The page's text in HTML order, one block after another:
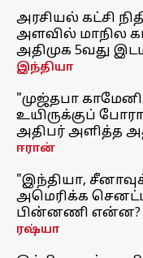
அரசியல் கட்சி
அளவில் மாநில
அதிமுக 5வது
இந்தியா
"முஜ்தபா
உயிருக்குப்
அதிபர் அளித்த
ஈரான்
"இந்தியா,
அமெரிக்க
பின்னணி என்ன?
ரஷ்யா